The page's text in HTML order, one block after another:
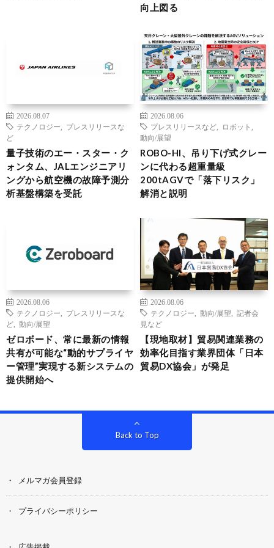
向上図る
2026.08.07
テクノロジー
プレスリリースな
ど
量子技術のエー・スター・ク
ォンタム、JALエンジニアリ
ングから航空機の故障予測分
析基盤構築を受託
2026.08.06
プレスリリースなど
ロボット
動向/展望
ROBO-HI、吊り下げ式クレー
ンに代わる超重量級
200tAGVで「落下リスク」
解消と説明
2026.08.06
テクノロジー
プレスリリースな
ど
動向/展望
ゼロボード、常に最新の情報
共有が可能な“動的サプライヤ
ー管理”実現する新システムの
提供開始へ
2026.08.06
テクノロジー
動向/展望
記者会
見など
【現地取材】貿易関連業務の
効率化目指す業界団体「日本
貿易DX協会」が発足
Back to Top
メルマガ会員登録
プライバシーポリシー